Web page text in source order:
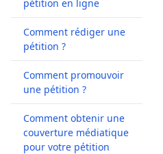
pétition en ligne
Comment rédiger une
pétition ?
Comment promouvoir
une pétition ?
Comment obtenir une
couverture médiatique
pour votre pétition